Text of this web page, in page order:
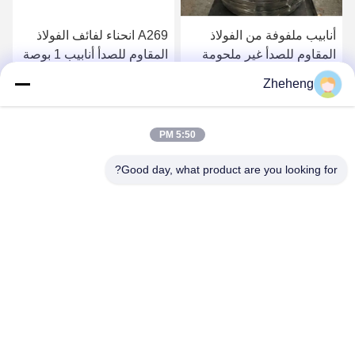
أنابيب ملفوفة من الفولاذ
المقاوم للصدأ غير ملحومة
JIS SUS304L Sch10s
احصل على افضل سعر
A269 انحناء لفائف الفولاذ
المقاوم للصدأ أنابيب 1 بوصة
احصل على افضل سعر
Zheheng
5:50 PM
Good day, what product are you looking for?